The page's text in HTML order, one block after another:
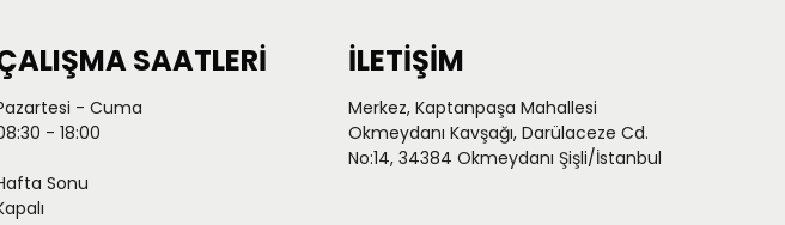
SAATLERİ
- Cuma
- 18:00
Sonu
İLETİŞİM
Merkez, Kaptanpaşa Mahallesi
Okmeydanı Kavşağı, Darülaceze Cd.
No:14, 34384 Okmeydanı Şişli/İstanbul